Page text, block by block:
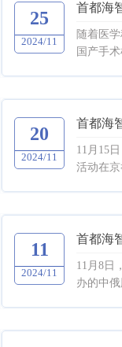
25
2024/11
首都海
随着医
国产手
20
2024/11
首都海
11月15
活动在
11
2024/11
首都海
11月8日
办的中